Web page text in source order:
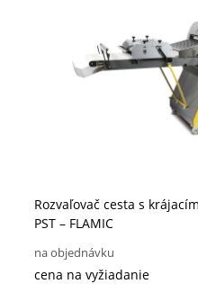
Rozvaľovač cesta s
PST – FLAMIC
na objednávku
cena na vyžiadanie